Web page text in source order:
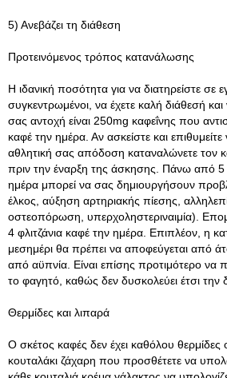
5) Ανεβάζει τη διάθεση
Προτεινόμενος τρόπος κατανάλωσης
Η ιδανική ποσότητα για να διατηρείστε σε
συγκεντρωμένοι, να έχετε καλή διάθεσή
σας αντοχή είναι 250mg καφεΐνης που
καφέ την ημέρα . Αν ασκείστε και
αθλητική σας απόδοση καταναλώνετε τον
πριν την έναρξη της άσκησης. Πάνω από 5
ημέρα μπορεί να σας δημιουργήσουν
έλκος, αύξηση αρτηριακής πίεσης,
οστεοπόρωση, υπερχοληστεριναιμία).
4 φλιτζάνια καφέ την ημέρα. Επιπλέον, η
μεσημέρι θα πρέπει να αποφεύγεται από
από αϋπνία. Είναι επίσης προτιμότερο να
το φαγητό, καθώς δεν δυσκολεύει έτσι την
Θερμίδες και λιπαρά
Ο σκέτος καφές δεν έχει καθόλου θερμίδες
κουταλάκι ζάχαρη που προσθέτετε να